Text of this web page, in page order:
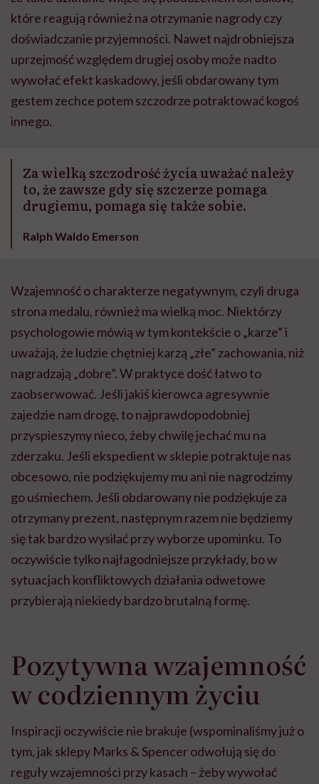
które reagują również na otrzymanie nagrody czy
doświadczanie przyjemności. Nawet najdrobniejsza
uprzejmość względem drugiej osoby może nadto
wywołać efekt kaskadowy, jeśli obdarowany tym
gestem zechce potem szczodrze potraktować kogoś
innego.
Za wielką szczodrość życia uważać należy
to, że zawsze gdy się szczerze pomaga
drugiemu, pomaga się także sobie.
Ralph Waldo Emerson
Wzajemność o charakterze negatywnym, czyli druga
strona medalu, również ma wielką moc. Niektórzy
psychologowie mówią w tym kontekście o „karze” i
uważają, że ludzie chętniej karzą „złe” zachowania, niż
nagradzają „dobre”. W praktyce dość łatwo to
zaobserwować. Jeśli jakiś kierowca agresywnie
zajedzie nam drogę, to najprawdopodobniej
przyspieszymy nieco, żeby chwilę jechać mu na
zderzaku. Jeśli ekspedient w sklepie potraktuje nas
obcesowo, nie podziękujemy mu ani nie nagrodzimy
go uśmiechem. Jeśli obdarowany nie podziękuje za
otrzymany prezent, następnym razem nie będziemy
się tak bardzo wysilać przy wyborze upominku. To
oczywiście tylko najłagodniejsze przykłady, bo w
sytuacjach konfliktowych działania odwetowe
przybierają niekiedy bardzo brutalną formę.
Pozytywna wzajemność
w codziennym życiu
Inspiracji oczywiście nie brakuje (wspominaliśmy już o
tym, jak sklepy Marks & Spencer odwołują się do
reguły wzajemności przy kasach – żeby wywołać